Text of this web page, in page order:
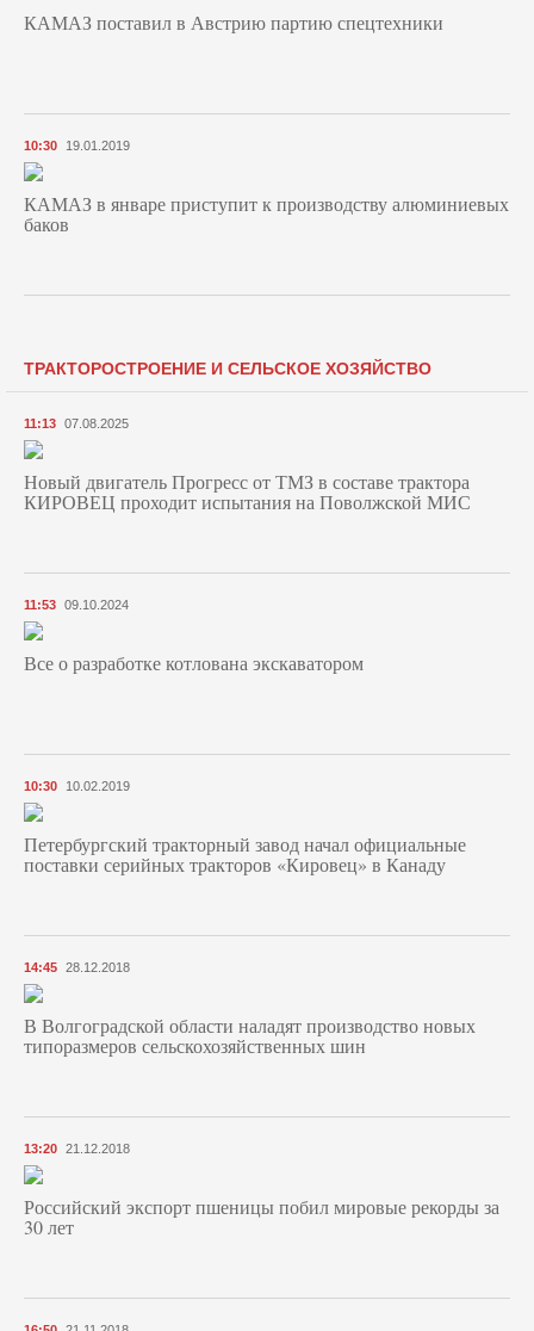
КАМАЗ поставил в Австрию партию спецтехники
10:30 19.01.2019
КАМАЗ в январе приступит к производству алюминиевых
баков
ТРАКТОРОСТРОЕНИЕ И СЕЛЬСКОЕ ХОЗЯЙСТВО
11:13 07.08.2025
Новый двигатель Прогресс от ТМЗ в составе трактора
КИРОВЕЦ проходит испытания на Поволжской МИС
11:53 09.10.2024
Все о разработке котлована экскаватором
10:30 10.02.2019
Петербургский тракторный завод начал официальные
поставки серийных тракторов «Кировец» в Канаду
14:45 28.12.2018
В Волгоградской области наладят производство новых
типоразмеров сельскохозяйственных шин
13:20 21.12.2018
Российский экспорт пшеницы побил мировые рекорды за
30 лет